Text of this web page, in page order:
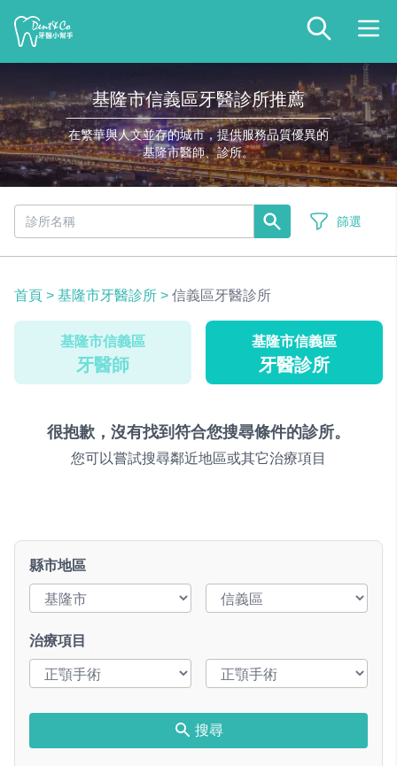
基隆市信義區牙醫診所推薦
在繁華與人文並存的城市，提供服務品質優異的
基隆市醫師、診所。
篩選
首頁 > 基隆市牙醫診所 > 信義區牙醫診所
基隆市信義區
牙醫師
基隆市信義區
牙醫診所
很抱歉，沒有找到符合您搜尋條件的診所。
您可以嘗試搜尋鄰近地區或其它治療項目
縣市地區
治療項目
搜尋